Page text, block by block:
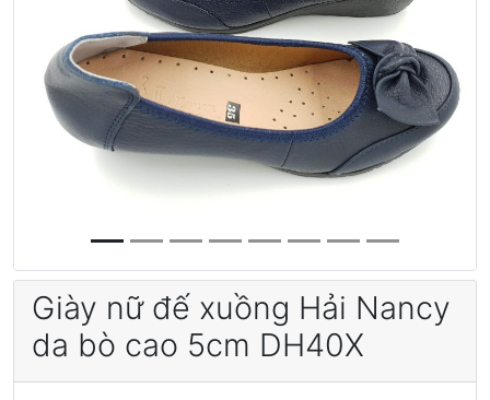
Previous Next
Giày nữ đế xuồng Hải Nancy
da bò cao 5cm DH40X